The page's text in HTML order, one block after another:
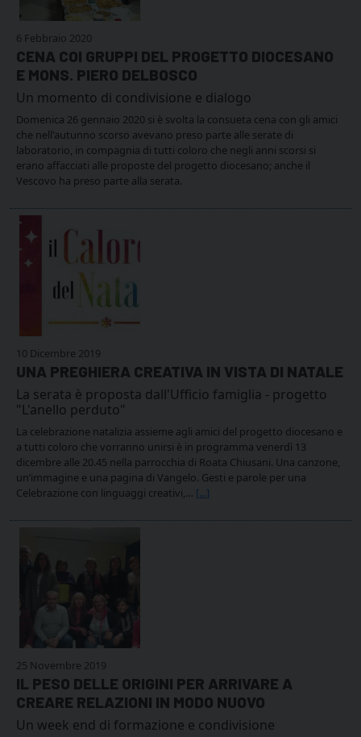
6 Febbraio 2020
CENA COI GRUPPI DEL PROGETTO DIOCESANO
E MONS. PIERO DELBOSCO
Un momento di condivisione e dialogo
Domenica 26 gennaio 2020 si è svolta la consueta cena con gli amici
che nell'autunno scorso avevano preso parte alle serate di
laboratorio, in compagnia di tutti coloro che negli anni scorsi si
erano affacciati alle proposte del progetto diocesano; anche il
Vescovo ha preso parte alla serata.
10 Dicembre 2019
UNA PREGHIERA CREATIVA IN VISTA DI NATALE
La serata è proposta dall'Ufficio famiglia - progetto
"L'anello perduto"
La celebrazione natalizia assieme agli amici del progetto diocesano e
a tutti coloro che vorranno unirsi è in programma venerdì 13
dicembre alle 20.45 nella parrocchia di Roata Chiusani. Una canzone,
un’immagine e una pagina di Vangelo. Gesti e parole per una
Celebrazione con linguaggi creativi,… [...]
25 Novembre 2019
IL PESO DELLE ORIGINI PER ARRIVARE A
CREARE RELAZIONI IN MODO NUOVO
Un week end di formazione e condivisione